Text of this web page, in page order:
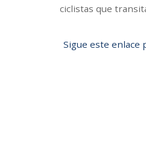
ciclistas que
Sigue este enlace